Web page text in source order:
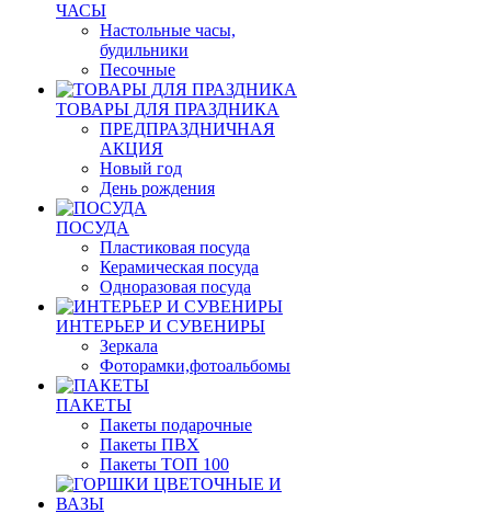
ЧАСЫ
Настольные часы,
будильники
Песочные
ТОВАРЫ ДЛЯ ПРАЗДНИКА
ПРЕДПРАЗДНИЧНАЯ
АКЦИЯ
Новый год
День рождения
ПОСУДА
Пластиковая посуда
Керамическая посуда
Одноразовая посуда
ИНТЕРЬЕР И СУВЕНИРЫ
Зеркала
Фоторамки,фотоальбомы
ПАКЕТЫ
Пакеты подарочные
Пакеты ПВХ
Пакеты ТОП 100